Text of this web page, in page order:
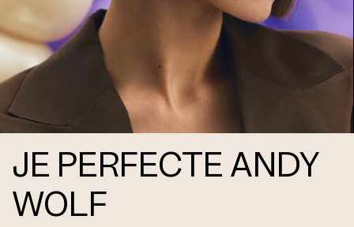
JE PERFECTE ANDY
WOLF